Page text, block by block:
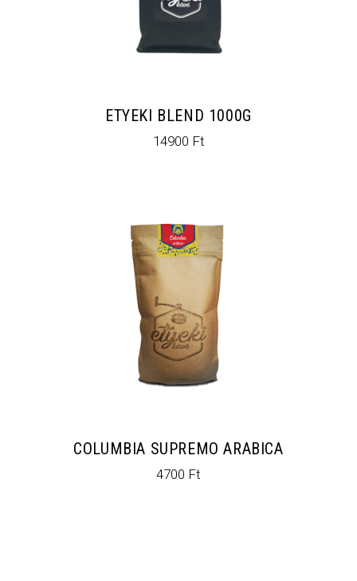
ETYEKI BLEND 1000G
14900 Ft
COLUMBIA SUPREMO ARABICA
4700 Ft